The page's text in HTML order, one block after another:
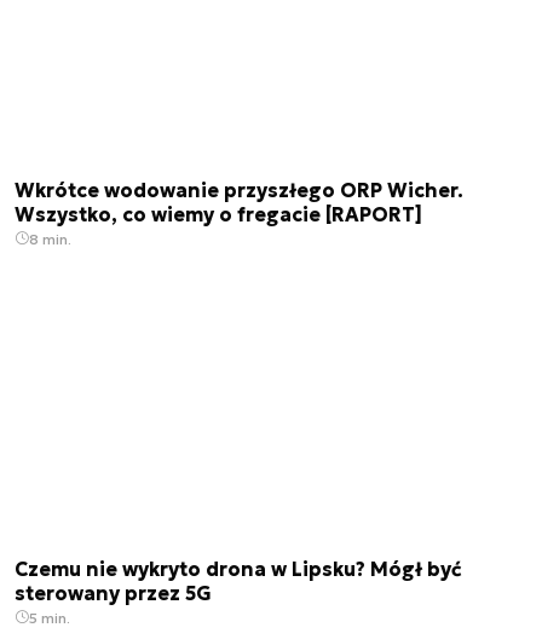
Wkrótce wodowanie przyszłego ORP Wicher.
Wszystko, co wiemy o fregacie [RAPORT]
8 min.
Czemu nie wykryto drona w Lipsku? Mógł być
sterowany przez 5G
5 min.